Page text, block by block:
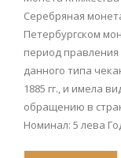
Серебряная
Петербургском
период
данного типа
1885 гг., и имела
обращению в
Номинал: 5 лева